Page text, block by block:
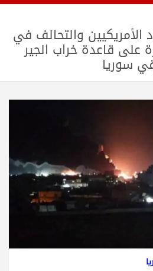
الأمريكيين والتحالف في
قاعدة خراب الجير
سوريا